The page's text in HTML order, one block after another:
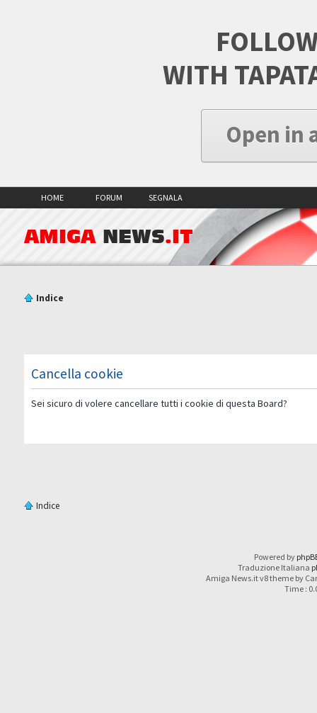
WITH
Open in
HOME FORUM SEGNALA
AMIGA NEWS.IT
Indice
Cancella cookie
Sei sicuro di volere cancellare tutti i cookie di questa Board?
Indice
Powered by
Traduzione Italiana
Amiga News.it v8 theme by
Time :